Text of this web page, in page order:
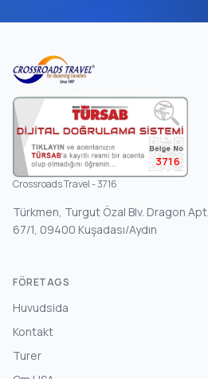
3716
Crossroads Travel - 3716
Türkmen, Turgut Özal Blv. Dragon Apt.
67/1, 09400 Kuşadası/Aydın
FÖRETAGS
Huvudsida
Kontakt
Turer